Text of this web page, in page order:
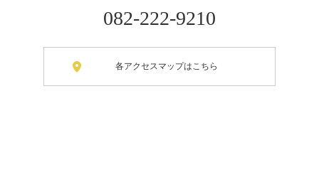
082-222-9210
各アクセスマップはこちら